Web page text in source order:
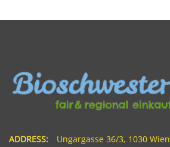
ADDRESS:
Ungargasse 36/3, 1030 Wien